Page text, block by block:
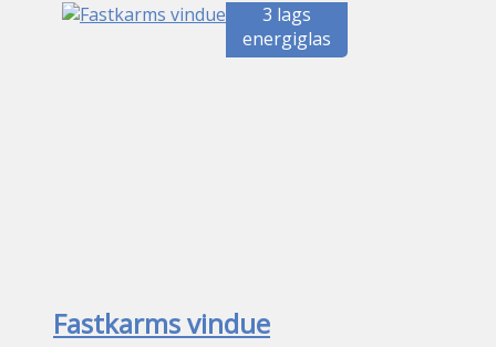
3 lags
energiglas
Fastkarms vindue